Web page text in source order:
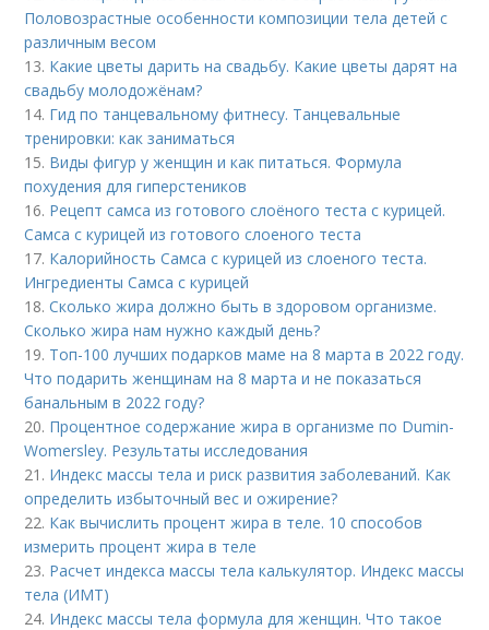
Половозрастные особенности композиции тела детей с
различным весом
13. Какие цветы дарить на свадьбу. Какие цветы дарят на
свадьбу молодожёнам?
14. Гид по танцевальному фитнесу. Танцевальные
тренировки: как заниматься
15. Виды фигур у женщин и как питаться. Формула
похудения для гиперстеников
16. Рецепт самса из готового слоёного теста с курицей.
Самса с курицей из готового слоеного теста
17. Калорийность Самса с курицей из слоеного теста.
Ингредиенты Самса с курицей
18.Сколько жира должно быть в здоровом организме.
Сколько жира нам нужно каждый день?
19. Топ-100 лучших подарков маме на 8 марта в 2022 году.
Что подарить женщинам на 8 марта и не показаться
банальным в 2022 году?
20. Процентное содержание жира в организме по Dumin-
Womersley. Результаты исследования
21. Индекс массы тела и риск развития заболеваний. Как
определить избыточный вес и ожирение?
22. Как вычислить процент жира в теле. 10 способов
измерить процент жира в теле
23. Расчет индекса массы тела калькулятор. Индекс массы
тела (ИМТ)
24. Индекс массы тела формула для женщин. Что такое